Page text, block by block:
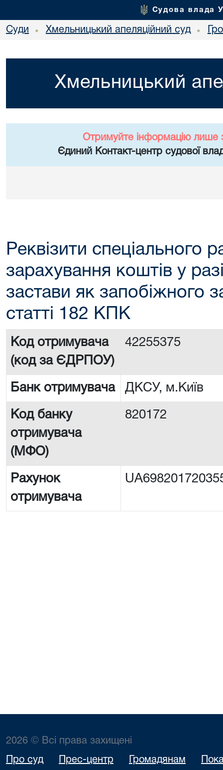
Судова влада
Суди • Хмельницький апеляційний суд •
Хмельницький
Отримуйте інформацію лише
Єдиний Контакт-центр судової
Реквізити спеціального
зарахування коштів у
застави як запобіжного
статті 182 КПК
Код отримувача
(код за ЄДРПОУ)
42255375
Банк отримувача ДКСУ, м.Київ
Код банку
отримувача
(МФО)
820172
Рахунок
отримувача
2026 © Всі права захищені
Про суд Прес-центр Громадянам